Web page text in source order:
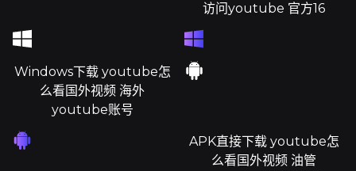
访问youtube 官方16
Windows下载 youtube怎
么看国外视频 海外
youtube账号
APK直接下载 youtube怎
么看国外视频 油管